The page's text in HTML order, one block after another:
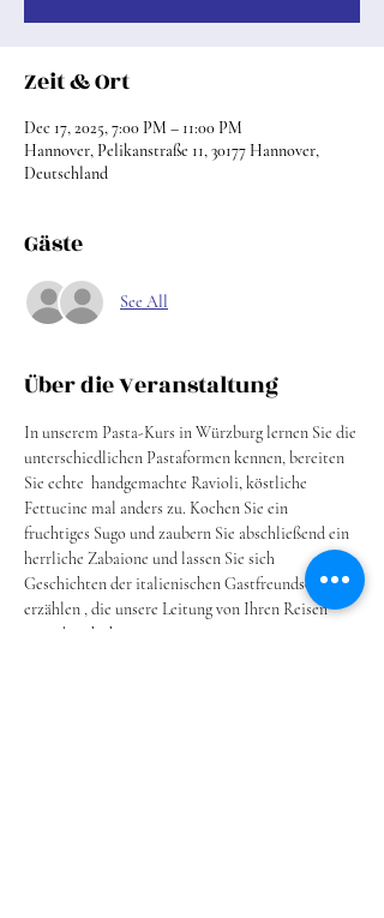
Zeit & Ort
Dec 17, 2025, 7:00 PM – 11:00 PM
Hannover, Pelikanstraße 11, 30177 Hannover,
Deutschland
Gäste
See All
Über die Veranstaltung
In unserem Pasta-Kurs in Würzburg lernen Sie die
unterschiedlichen Pastaformen kennen, bereiten
Sie echte  handgemachte Ravioli, köstliche
Fettucine mal anders zu. Kochen Sie ein
fruchtiges Sugo und zaubern Sie abschließend ein
herrliche Zabaione und lassen Sie sich
Geschichten der italienischen Gastfreundschaft
erzählen , die unsere Leitung von Ihren Reisen
mitgebracht hat.